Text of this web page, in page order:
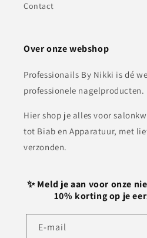
Contact
Over onze webshop
Professionails By Nikki is dé
professionele nagelproducten.
Hier shop je alles voor
tot Biab en Apparatuur, met
verzonden.
✨ Meld je aan voor onze
10% korting op je
E‑mail